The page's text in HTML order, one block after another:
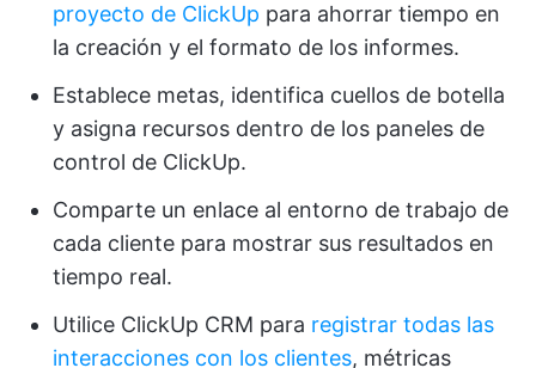
proyecto de ClickUp para ahorrar tiempo en
la creación y el formato de los informes.
Establece metas, identifica cuellos de botella
y asigna recursos dentro de los paneles de
control de ClickUp.
Comparte un enlace al entorno de trabajo de
cada cliente para mostrar sus resultados en
tiempo real.
Utilice ClickUp CRM para registrar todas las
interacciones con los clientes, métricas